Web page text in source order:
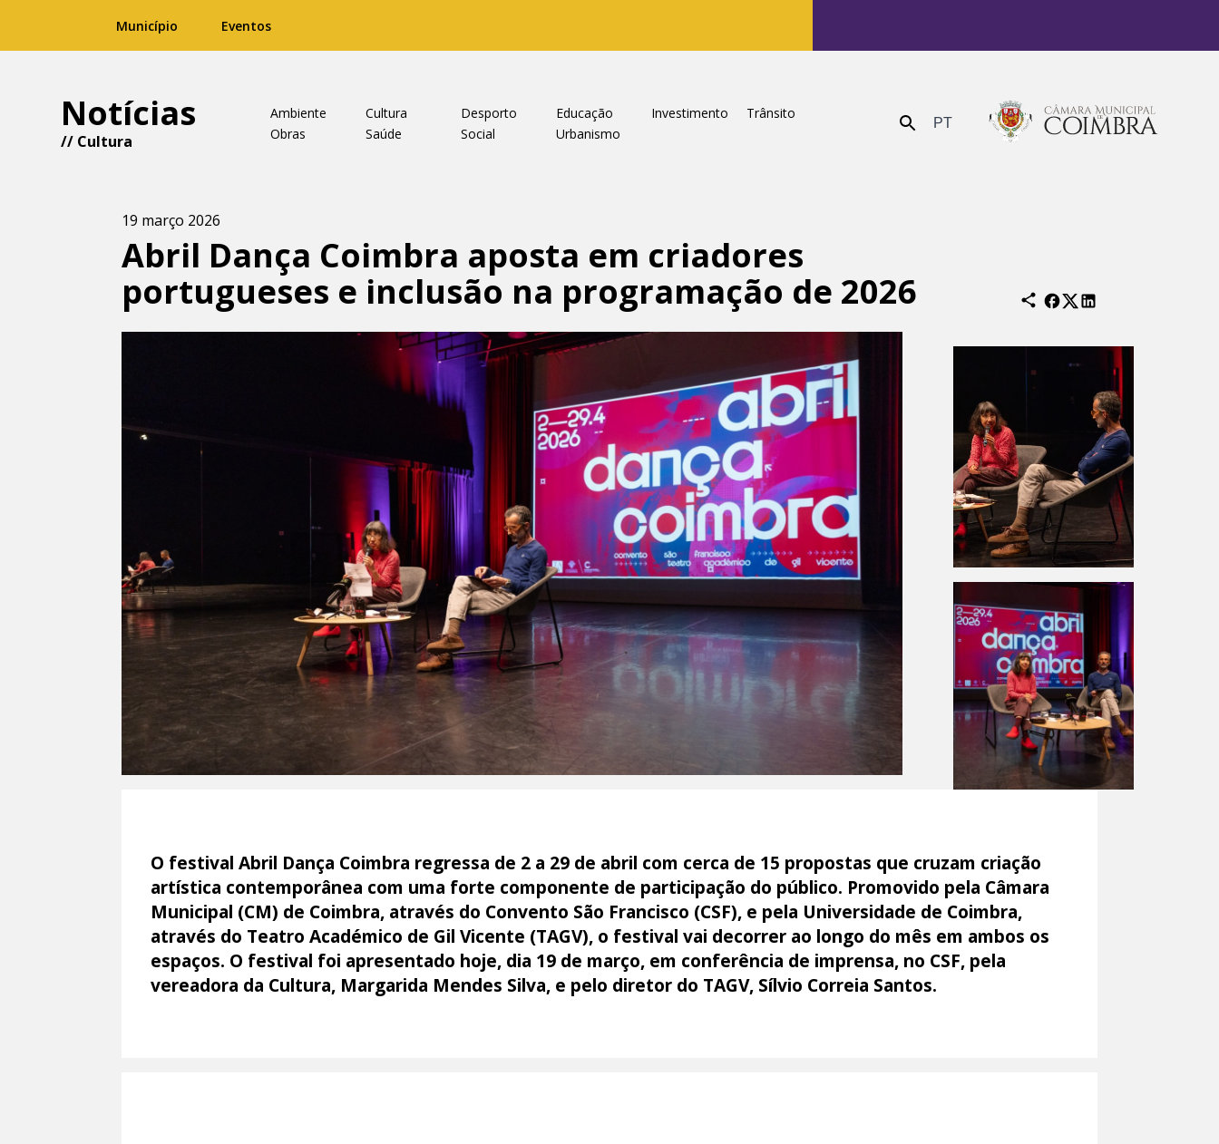
Município Eventos
Notícias
// Cultura
Ambiente Cultura Desporto Educação Investimento
Trânsito
Obras
Saúde Social Urbanismo Enviar PT
19 março 2026
Abril Dança Coimbra aposta em criadores
portugueses e inclusão na programação de 2026
O festival Abril Dança Coimbra regressa de 2 a 29 de abril com cerca de 15 propostas que cruzam criação
artística contemporânea com uma forte componente de participação do público. Promovido pela Câmara
Municipal (CM) de Coimbra, através do Convento São Francisco (CSF), e pela Universidade de Coimbra,
através do Teatro Académico de Gil Vicente (TAGV), o festival vai decorrer ao longo do mês em ambos os
espaços. O festival foi apresentado hoje, dia 19 de março, em conferência de imprensa, no CSF, pela
vereadora da Cultura, Margarida Mendes Silva, e pelo diretor do TAGV, Sílvio Correia Santos.